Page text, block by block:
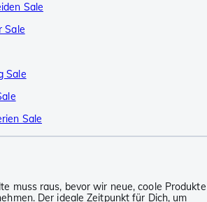
Sale
Sale
Sale
Sale
muss raus, bevor wir neue, coole Produkte
Der ideale Zeitpunkt für Dich, um